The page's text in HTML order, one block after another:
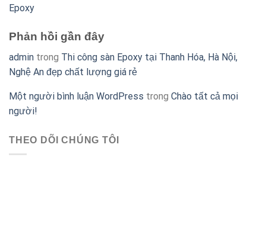
Epoxy
Phản hồi gần đây
admin trong Thi công sàn Epoxy tại Thanh Hóa, Hà Nội,
Nghệ An đẹp chất lượng giá rẻ
Một người bình luận WordPress trong Chào tất cả mọi
người!
THEO DÕI CHÚNG TÔI